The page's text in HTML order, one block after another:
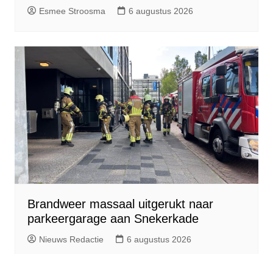
Esmee Stroosma 6 augustus 2026
Brandweer massaal uitgerukt naar
parkeergarage aan Snekerkade
Nieuws Redactie 6 augustus 2026